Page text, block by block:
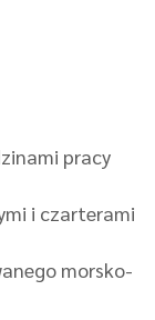
pracy
i czarterami
morsko-